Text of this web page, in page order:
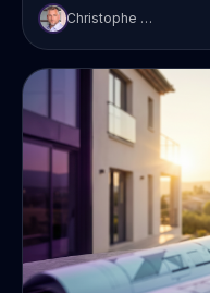
Christophe Prudent